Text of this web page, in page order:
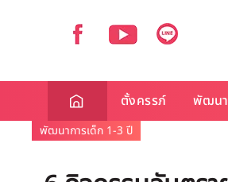
ตั้งครรภ์ พัฒนา
พัฒนาการเด็ก 1-3 ปี